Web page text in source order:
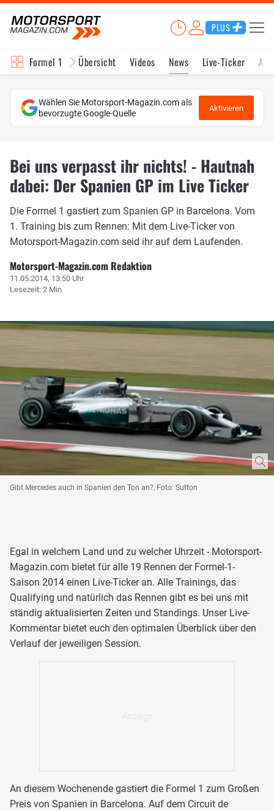
PLUS
Formel 1 Übersicht Videos News Live-Ticker
Wählen Sie Motorsport-Magazin.com als
bevorzugte Google-Quelle
Aktivieren
Bei uns verpasst ihr nichts! - Hautnah
dabei: Der Spanien GP im Live Ticker
Die Formel 1 gastiert zum Spanien GP in Barcelona. Vom
1. Training bis zum Rennen: Mit dem Live-Ticker von
Motorsport-Magazin.com seid ihr auf dem Laufenden.
Motorsport-Magazin.com Redaktion
11.05.2014, 13:50 Uhr
Lesezeit: 2 Min
Gibt Mercedes auch in Spanien den Ton an?, Foto: Sutton
Egal in welchem Land und zu welcher Uhrzeit - Motorsport-
Magazin.com bietet für alle 19 Rennen der Formel-1-
Saison 2014 einen Live-Ticker an. Alle Trainings, das
Qualifying und natürlich das Rennen gibt es bei uns mit
ständig aktualisierten Zeiten und Standings. Unser Live-
Kommentar bietet euch den optimalen Überblick über den
Verlauf der jeweiligen Session.
An diesem Wochenende gastiert die Formel 1 zum Großen
Preis von Spanien in Barcelona. Auf dem Circuit de